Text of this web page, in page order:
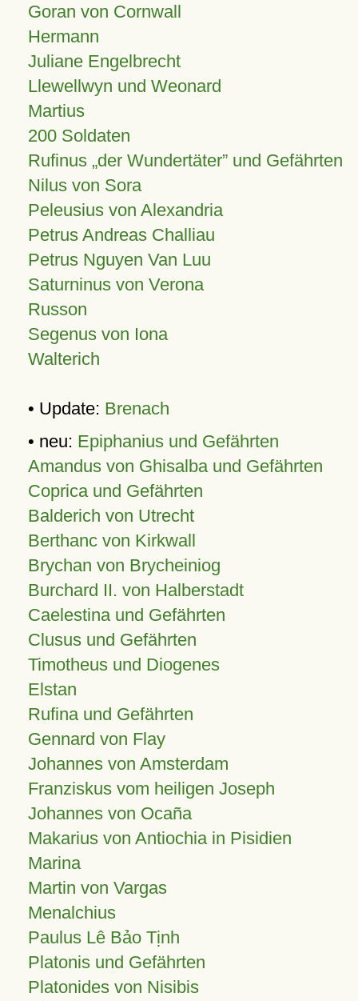
Goran von Cornwall
Hermann
Juliane Engelbrecht
Llewellwyn und Weonard
Martius
200 Soldaten
Rufinus „der Wundertäter” und Gefährten
Nilus von Sora
Peleusius von Alexandria
Petrus Andreas Challiau
Petrus Nguyen Van Luu
Saturninus von Verona
Russon
Segenus von Iona
Walterich
• Update: Brenach
• neu: Epiphanius und Gefährten
Amandus von Ghisalba und Gefährten
Coprica und Gefährten
Balderich von Utrecht
Berthanc von Kirkwall
Brychan von Brycheiniog
Burchard II. von Halberstadt
Caelestina und Gefährten
Clusus und Gefährten
Timotheus und Diogenes
Elstan
Rufina und Gefährten
Gennard von Flay
Johannes von Amsterdam
Franziskus vom heiligen Joseph
Johannes von Ocaña
Makarius von Antiochia in Pisidien
Marina
Martin von Vargas
Menalchius
Paulus Lê Bảo Tịnh
Platonis und Gefährten
Platonides von Nisibis